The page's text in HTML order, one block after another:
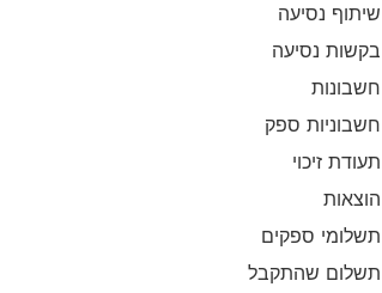
שיתוף נסיעה
בקשות נסיעה
חשבונות
חשבוניות ספק
תעודת זיכוי
הוצאות
תשלומי ספקים
תשלום שהתקבל